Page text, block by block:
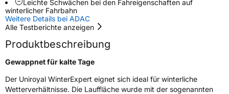
NasshaftungC
Rollgeräusch (Klasse)B
FahrzeugklasseC1
Leichte Schwächen bei den Fahreigenschaften auf
winterlicher Fahrbahn
Weitere Details bei ADAC
Alle Testberichte anzeigen
Produktbeschreibung
Gewappnet für kalte Tage
Der Uniroyal WinterExpert eignet sich ideal für winterliche
Wetterverhältnisse. Die Lauffläche wurde mit der sogenannten